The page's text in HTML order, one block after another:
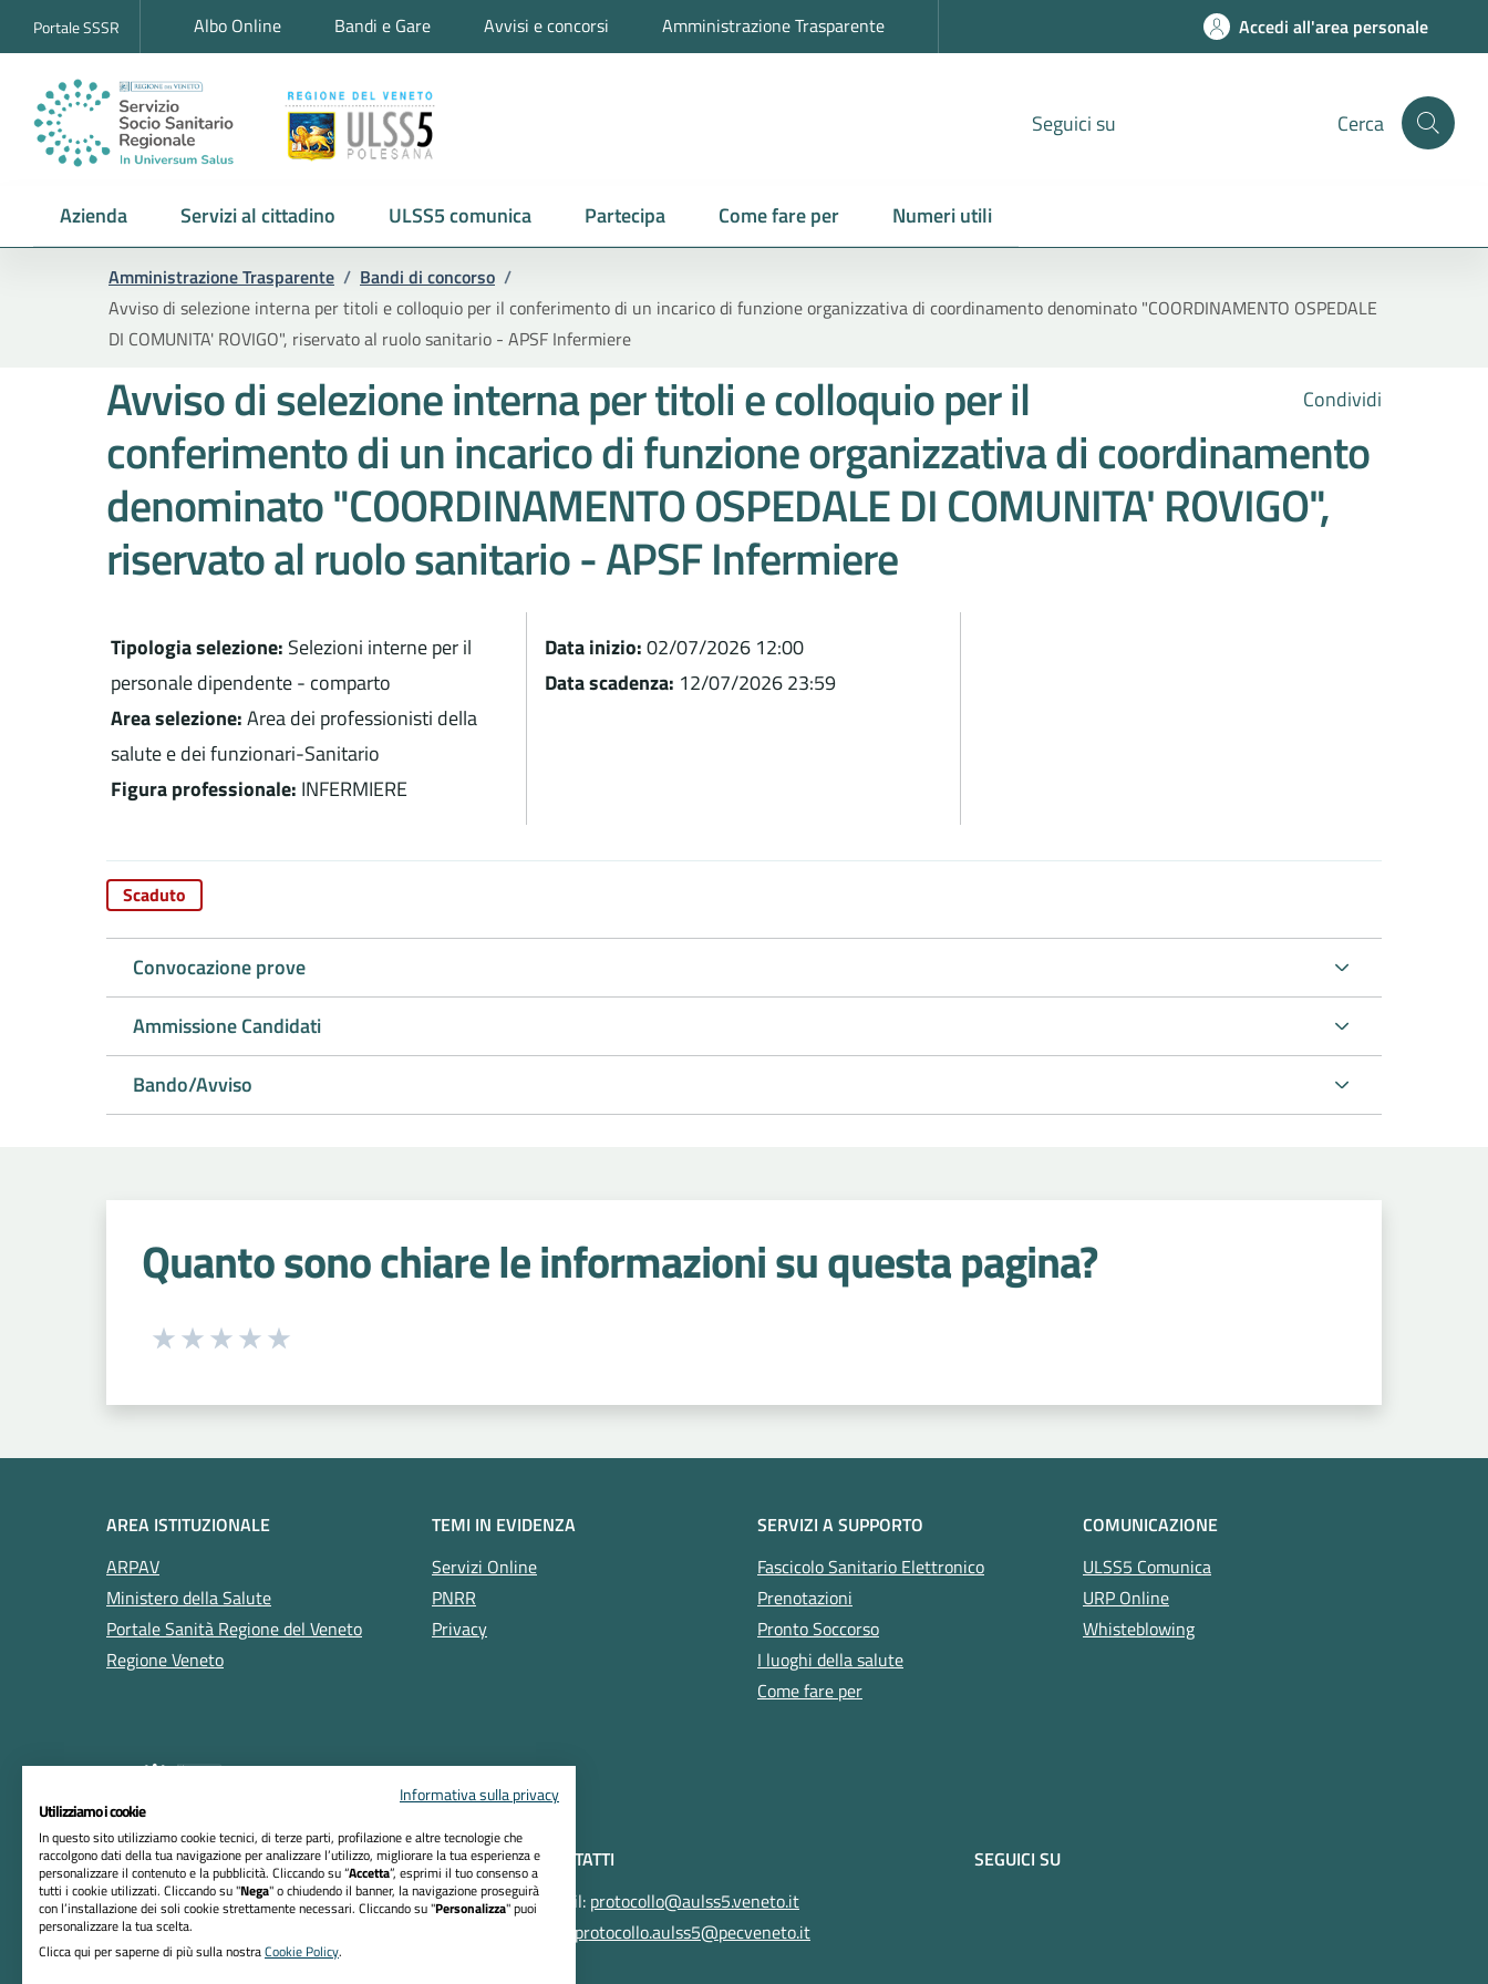
Portale SSSR Albo Online Bandi e Gare Avvisi e concorsi Amministrazione Trasparente Accedi all'area personale
Seguici su Cerca
Azienda Servizi al cittadino ULSS5 comunica Partecipa Come fare per Numeri utili
Amministrazione Trasparente / Bandi di concorso /
Avviso di selezione interna per titoli e colloquio per il conferimento di un incarico di funzione organizzativa di coordinamento denominato "COORDINAMENTO OSPEDALE
DI COMUNITA' ROVIGO", riservato al ruolo sanitario - APSF Infermiere
Condividi
Avviso di selezione interna per titoli e colloquio per il
conferimento di un incarico di funzione organizzativa di coordinamento
denominato "COORDINAMENTO OSPEDALE DI COMUNITA' ROVIGO",
riservato al ruolo sanitario - APSF Infermiere
Tipologia selezione: Selezioni interne per il
personale dipendente - comparto
Area selezione:Area dei professionisti della
salute e dei funzionari-Sanitario
Figura professionale: INFERMIERE
Data inizio:02/07/2026 12:00
Data scadenza: 12/07/2026 23:59
Scaduto
Convocazione prove
Ammissione Candidati
Bando/Avviso
Quanto sono chiare le informazioni su questa pagina?
Seleziona una valutazione da 1 a 5 stelle
AREA ISTITUZIONALE
ARPAV
Ministero della Salute
Portale Sanità Regione del Veneto
Regione Veneto
TEMI IN EVIDENZA
Servizi Online
PNRR
Privacy
SERVIZI A SUPPORTO
Fascicolo Sanitario Elettronico
Prenotazioni
Pronto Soccorso
I luoghi della salute
Come fare per
COMUNICAZIONE
ULSS5 Comunica
URP Online
Whisteblowing
RIFERIMENTI
Azienda ULSS n. 5 Polesana
Sede Legale:
Viale Tre Martiri, 89 - 45100 Rovigo
CONTATTI
Email: protocollo@aulss5.veneto.it
protocollo.aulss5@pecveneto.it
SEGUICI SU
Informativa sulla privacy
Utilizziamo i cookie
In questo sito utilizziamo cookie tecnici, di terze parti, profilazione e altre tecnologie che
raccolgono dati della tua navigazione per analizzare l’utilizzo, migliorare la tua esperienza e
personalizzare il contenuto e la pubblicità. Cliccando su “Accetta”, esprimi il tuo consenso a
tutti i cookie utilizzati. Cliccando su "Nega" o chiudendo il banner, la navigazione proseguirà
con l’installazione dei soli cookie strettamente necessari. Cliccando su "Personalizza" puoi
personalizzare la tua scelta.
Clicca qui per saperne di più sulla nostraCookie Policy.